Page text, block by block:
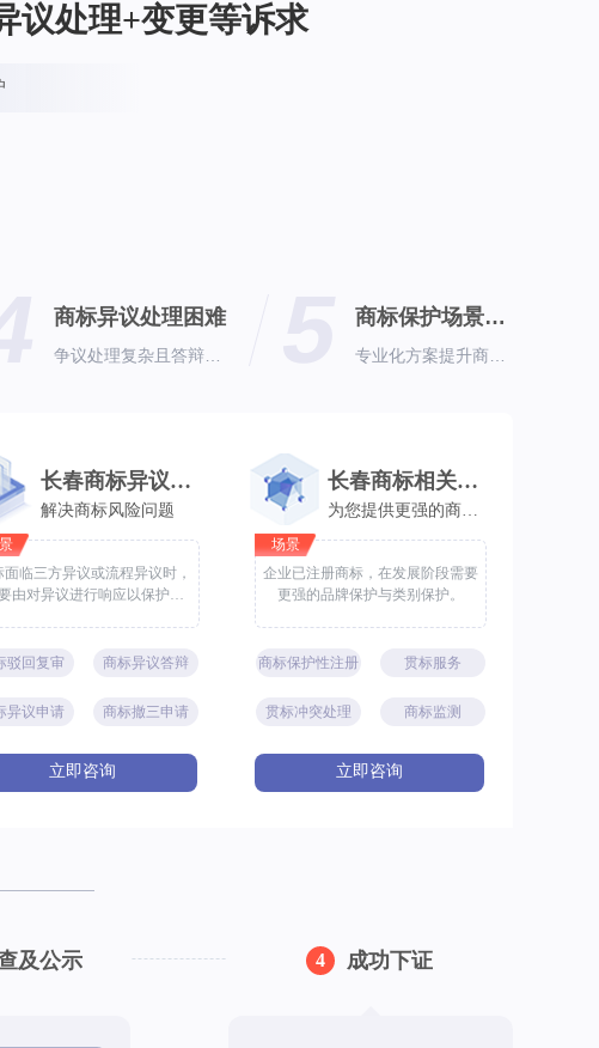
议处理+变更等诉求
商标异议处理困难 商标保护场景复杂
长春商标异议处理
解决商标风险问题
面临三方异议或流程异议时，
由对异议进行响应以保护商
驳回复审 商标异议答辩
异议申请 商标撤三申请
立即咨询
长春商标相关服务
为您提供更强的商标保护
场景
企业已注册商标，在发展阶段需要
更强的品牌保护与类别保护。
商标保护性注册 贯标服务
贯标冲突处理 商标监测
立即咨询
及公示 4 成功下证